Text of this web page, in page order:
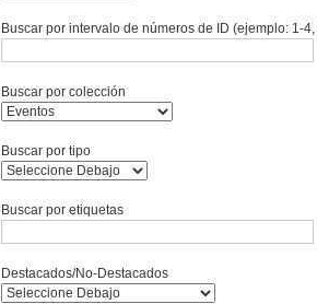
campo
Buscar por intervalo de números de ID (ejemplo: 1-
Buscar por colección
Buscar por tipo
Buscar por etiquetas
Destacados/No-Destacados